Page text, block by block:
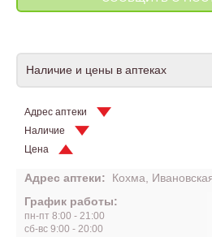
Наличие и цены в аптеках
Адрес аптеки
Наличие
Цена
Адрес аптеки:
Кохма,
График работы:
пн-пт 8:00 - 21:00
сб-вс 9:00 - 20:00